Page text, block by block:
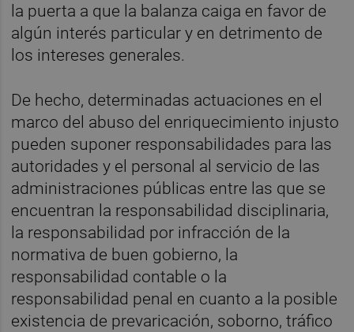
la puerta a que la balanza caiga en favor de
algún interés particular y en detrimento de
los intereses generales.
De hecho, determinadas actuaciones en el
marco del abuso del enriquecimiento injusto
pueden suponer responsabilidades para las
autoridades y el personal al servicio de las
administraciones públicas entre las que se
encuentran la responsabilidad disciplinaria,
la responsabilidad por infracción de la
normativa de buen gobierno, la
responsabilidad contable o la
responsabilidad penal en cuanto a la posible
existencia de prevaricación, soborno, tráfico